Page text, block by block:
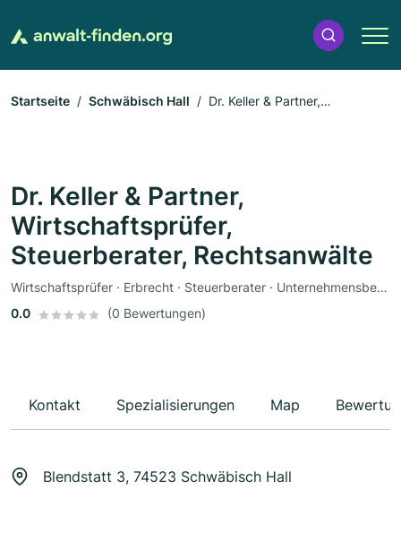
Startseite Schwäbisch Hall
Dr. Keller & Partner,
Dr. Keller & Partner,
Wirtschaftsprüfer,
Steuerberater, Rechtsanwälte
Wirtschaftsprüfer · Erbrecht · Steuerberater · Unternehmensberatung · Rechtsanwalt
0.0
(0 Bewertungen)
Kontakt Spezialisierungen Map
Blendstatt 3, 74523 Schwäbisch Hall